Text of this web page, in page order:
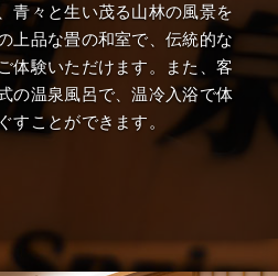
青々と生い茂る山林の風景を
上品な畳の和室で、伝統的な
体験いただけます。また、客
の温泉風呂で、温冷入浴で体
すことができます。